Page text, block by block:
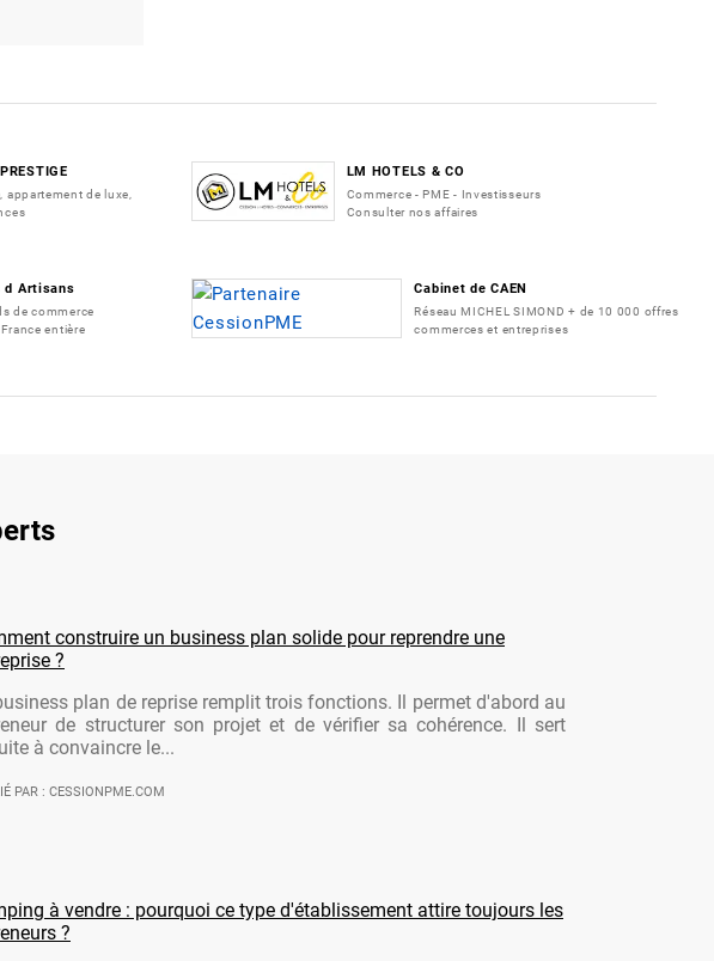
appartement de luxe,
LM HOTELS & CO
Commerce - PME - Investisseurs
Consulter nos affaires
d Artisans
de commerce
entière
Cabinet de CAEN
Réseau MICHEL SIMOND + de 10 000 offres
commerces et entreprises
construire un business plan solide pour reprendre une
?
plan de reprise remplit trois fonctions. Il permet d'abord au
de structurer son projet et de vérifier sa cohérence. Il sert
à convaincre le...
PAR : CESSIONPME.COM
à vendre : pourquoi ce type d'établissement attire toujours les
?